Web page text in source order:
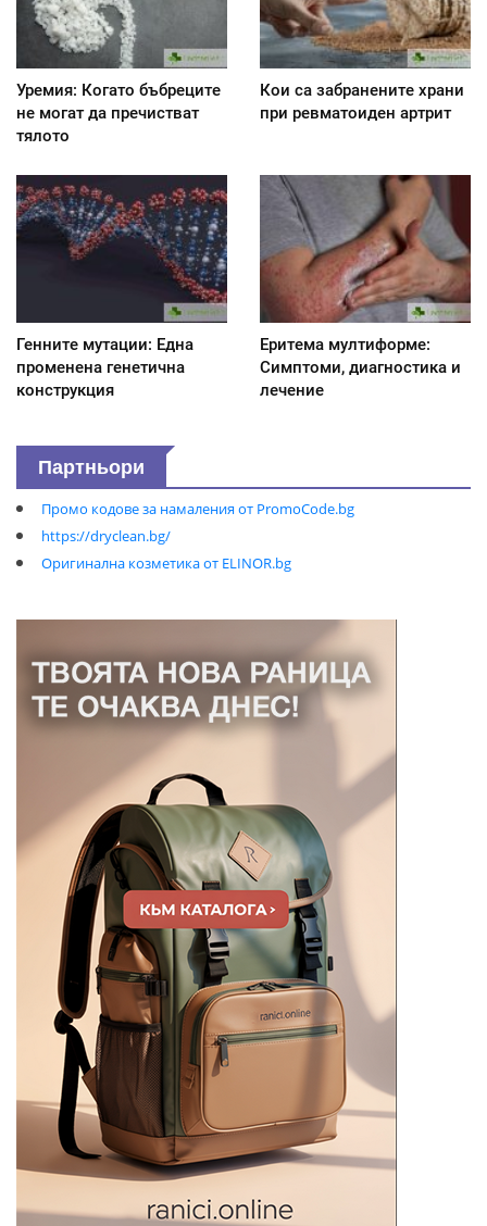
Уремия: Когато бъбреците
не могат да пречистват
тялото
Кои са забранените храни
при ревматоиден артрит
Генните мутации: Една
променена генетична
конструкция
Еритема мултиформе:
Симптоми, диагностика и
лечение
Партньори
Промо кодове за намаления от PromoCode.bg
https://dryclean.bg/
Оригинална козметика от ELINOR.bg